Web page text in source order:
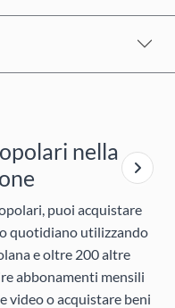
nella
puoi acquistare
quotidiano utilizzando
e oltre 200 altre
abbonamenti mensili
video o acquistare beni